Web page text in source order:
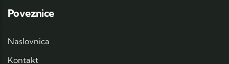
Poveznice
Naslovnica
Kontakt